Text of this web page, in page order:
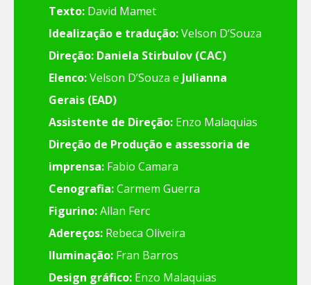
Texto: David Mamet
Idealização e tradução:Velson D’Souza
Direção: Daniela Stirbulov (CAC)
Elenco:Velson D’Souza e Julianna
Gerais (EAD)
Assistente de Direção: Enzo Malaquias
Direção de Produção e assessoria de
imprensa: Fabio Camara
Cenografia:Carmem Guerra
Figurino:Allan Ferc
Adereços: Rebeca Oliveira
Iluminação: Fran Barros
Design gráfico: Enzo Malaquias